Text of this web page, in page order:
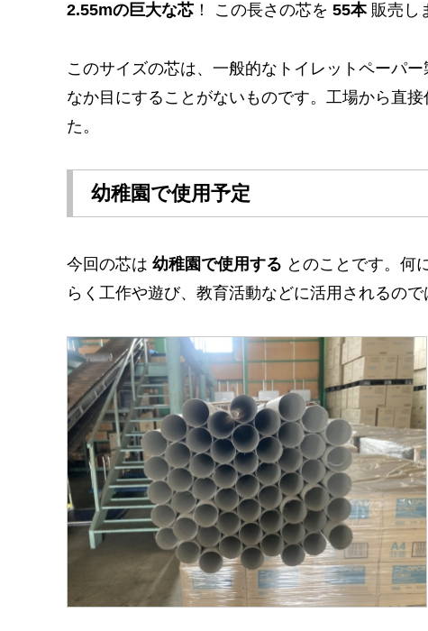
2.55mの巨大な芯 ！ この長さの芯を 55本販売し
このサイズの芯は、一般的なトイレットペーパ
なか目にすることがないものです。工場から直
た。
幼稚園で使用予定
今回の芯は 幼稚園で使用する とのことです。何
らく工作や遊び、教育活動などに活用されるので